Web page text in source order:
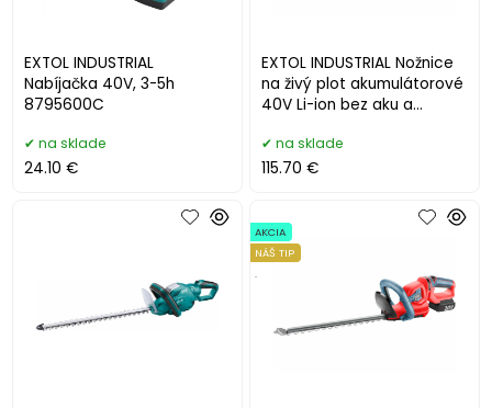
EXTOL INDUSTRIAL
Nabíjačka 40V, 3-5h
8795600C
na sklade
24.10 €
EXTOL INDUSTRIAL Nožnice
na živý plot akumulátorové
40V Li-ion bez aku a
na sklade
115.70 €
AKCIA
NÁŠ TIP
.